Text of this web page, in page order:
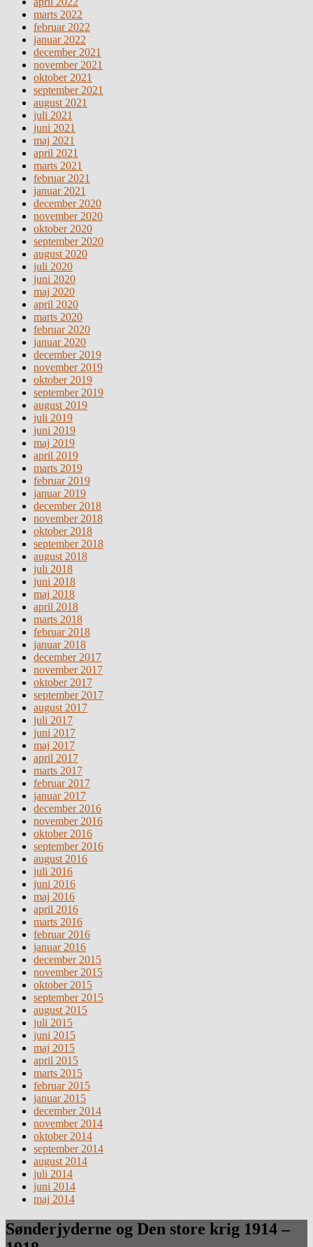
marts 2022
februar 2022
januar 2022
december 2021
november 2021
oktober 2021
september 2021
august 2021
juli 2021
juni 2021
maj 2021
april 2021
marts 2021
februar 2021
januar 2021
december 2020
november 2020
oktober 2020
september 2020
august 2020
juli 2020
juni 2020
maj 2020
april 2020
marts 2020
februar 2020
januar 2020
december 2019
november 2019
oktober 2019
september 2019
august 2019
juli 2019
juni 2019
maj 2019
april 2019
marts 2019
februar 2019
januar 2019
december 2018
november 2018
oktober 2018
september 2018
august 2018
juli 2018
juni 2018
maj 2018
april 2018
marts 2018
februar 2018
januar 2018
december 2017
november 2017
oktober 2017
september 2017
august 2017
juli 2017
juni 2017
maj 2017
april 2017
marts 2017
februar 2017
januar 2017
december 2016
november 2016
oktober 2016
september 2016
august 2016
juli 2016
juni 2016
maj 2016
april 2016
marts 2016
februar 2016
januar 2016
december 2015
november 2015
oktober 2015
september 2015
august 2015
juli 2015
juni 2015
maj 2015
april 2015
marts 2015
februar 2015
januar 2015
december 2014
november 2014
oktober 2014
september 2014
august 2014
juli 2014
juni 2014
maj 2014
Sønderjyderne og Den store krig 1914 –